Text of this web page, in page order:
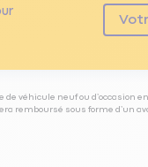
véhicule neuf ou d’occasion
remboursé sous forme d’un